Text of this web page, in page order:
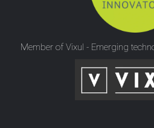
Member of Vixul - Emerging